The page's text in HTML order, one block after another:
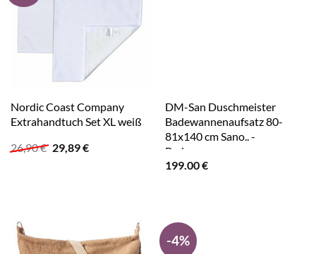
Nordic Coast Company
Extrahandtuch Set XL weiß
26,90€ Ursprünglicher
29,89€Aktueller
DM-San Duschmeister
Badewannenaufsatz 80-
81x140 cm Sano.. -
Badewanne
199.00€
-4%